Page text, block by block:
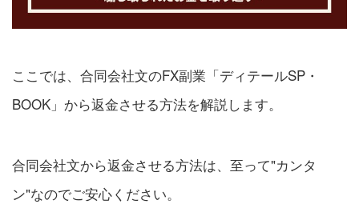
ここでは、合同会社文のFX副業「ディテールSP・
BOOK」から返金させる方法を解説します。
合同会社文から返金させる方法は、至って"カンタ
ン"なのでご安心ください。